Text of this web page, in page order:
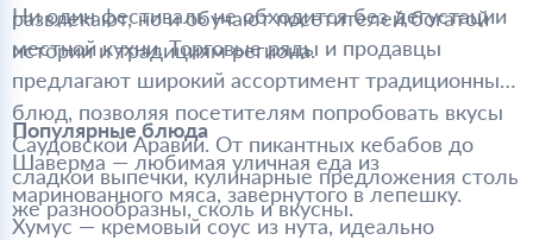
развлекают, но и обучают посетителей богатой
истории и традициям региона.
Ни один фестиваль не обходится без дегустации
местной кухни. Торговые ряды и продавцы
предлагают широкий ассортимент традиционных
блюд, позволяя посетителям попробовать вкусы
Саудовской Аравии. От пикантных кебабов до
сладкой выпечки, кулинарные предложения столь
же разнообразны, сколь и вкусны.
Популярные блюда
Шаверма — любимая уличная еда из
маринованного мяса, завернутого в лепешку.
Хумус — кремовый соус из нута, идеально